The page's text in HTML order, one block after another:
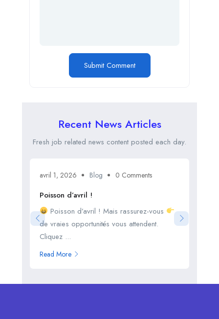
Recent News Articles
Fresh job related news content posted each day.
avril 1, 2026 Blog 0 Comments
Poisson d’avril !
Poisson d’avril ! Mais rassurez-vous
de vraies opportunités vous attendent.
Cliquez ...
Read More